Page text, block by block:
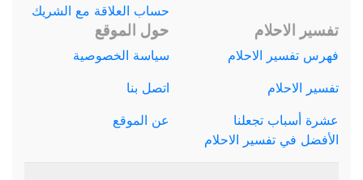
حساب العلاقة مع الشريك
تفسير الاحلام
فهرس تفسير الاحلام
تفسير الاحلام
عشرة أسباب تجعلنا
الأفضل في تفسير الاحلام
حول الموقع
سياسة الخصوصية
اتصل بنا
عن الموقع